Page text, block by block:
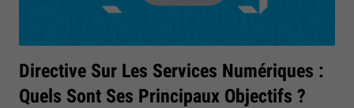
Directive Sur Les Services Numériques :
Quels Sont Ses Principaux Objectifs ?